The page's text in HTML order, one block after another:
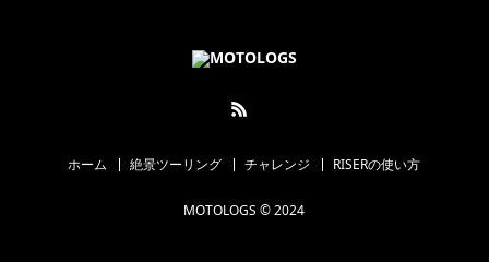
ホーム 絶景ツーリング チャレンジ RISERの使い方
MOTOLOGS © 2024